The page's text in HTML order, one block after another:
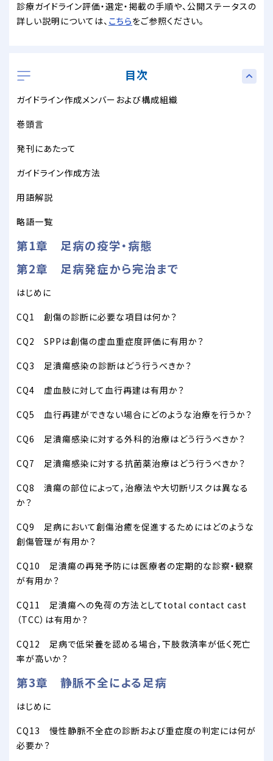
診療ガイドライン評価・選定・掲載の手順や、公開ステータスの
詳しい説明については、 こちらをご参照ください。
目次
ガイドライン作成メンバーおよび構成組織
巻頭言
発刊にあたって
ガイドライン作成方法
用語解説
略語一覧
第1章 足病の疫学・病態
第2章 足病発症から完治まで
はじめに
CQ1 創傷の診断に必要な項目は何か？
CQ2 SPPは創傷の虚血重症度評価に有用か？
CQ3 足潰瘍感染の診断はどう行うべきか？
CQ4 虚血肢に対して血行再建は有用か？
CQ5 血行再建ができない場合にどのような治療を行うか？
CQ6 足潰瘍感染に対する外科的治療はどう行うべきか？
CQ7 足潰瘍感染に対する抗菌薬治療はどう行うべきか？
CQ8 潰瘍の部位によって，治療法や大切断リスクは異なる
か？
CQ9 足病において創傷治癒を促進するためにはどのような
創傷管理が有用か？
CQ10 足潰瘍の再発予防には医療者の定期的な診察・観察
が有用か？
CQ11 足潰瘍への免荷の方法としてtotal contact cast
（TCC）は有用か？
CQ12 足病で低栄養を認める場合，下肢救済率が低く死亡
率が高いか？
第3章 静脈不全による足病
はじめに
CQ13 慢性静脈不全症の診断および重症度の判定には何が
必要か？